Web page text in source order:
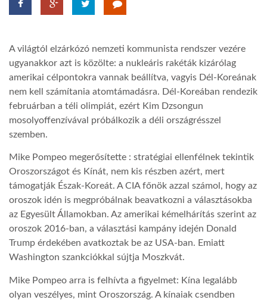
A világtól elzárkózó nemzeti kommunista rendszer vezére
ugyanakkor azt is közölte: a nukleáris rakéták kizárólag
amerikai célpontokra vannak beállítva, vagyis Dél-Koreának
nem kell számítania atomtámadásra. Dél-Koreában rendezik
februárban a téli olimpiát, ezért Kim Dzsongun
mosolyoffenzívával próbálkozik a déli országrésszel
szemben.
Mike Pompeo megerősítette : stratégiai ellenfélnek tekintik
Oroszországot és Kínát, nem kis részben azért, mert
támogatják Észak-Koreát. A CIA főnök azzal számol, hogy az
oroszok idén is megpróbálnak beavatkozni a választásokba
az Egyesült Államokban. Az amerikai kémelhárítás szerint az
oroszok 2016-ban, a választási kampány idején Donald
Trump érdekében avatkoztak be az USA-ban. Emiatt
Washington szankciókkal sújtja Moszkvát.
Mike Pompeo arra is felhívta a figyelmet: Kína legalább
olyan veszélyes, mint Oroszország. A kínaiak csendben